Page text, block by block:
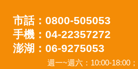
市話：0800-505053
手機：04-22357272
澎湖：06-9275053
週一~週六：10:00-18:00；